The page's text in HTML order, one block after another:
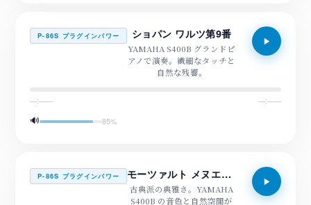
P-86S プラグインパワー ショパン ワルツ第9番
YAMAHA S400B グランドピ
アノで演奏。繊細なタッチと
自然な残響。
—:—— —:——
🔊 85%
P-86S プラグインパワー モーツァルト メヌエット
古典派の典雅さ。YAMAHA
S400B の音色と自然空間が